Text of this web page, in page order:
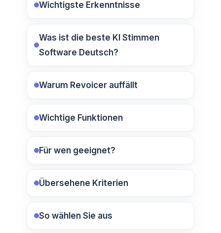
Wichtigste Erkenntnisse
Was ist die beste KI Stimmen
Software Deutsch?
Warum Revoicer auffällt
Wichtige Funktionen
Für wen geeignet?
Übersehene Kriterien
So wählen Sie aus